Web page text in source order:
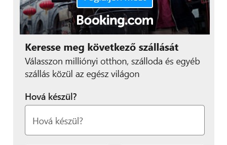
rendezvényünkön. Ez
egyszerre megtiszteltetés
és annak bizonyítéka,
hogy valódi értéket
teremtünk. Jelenleg is
számos gyakornok
dolgozik velünk”
– mondta el Ivanov Katalin, a Schneider Electric